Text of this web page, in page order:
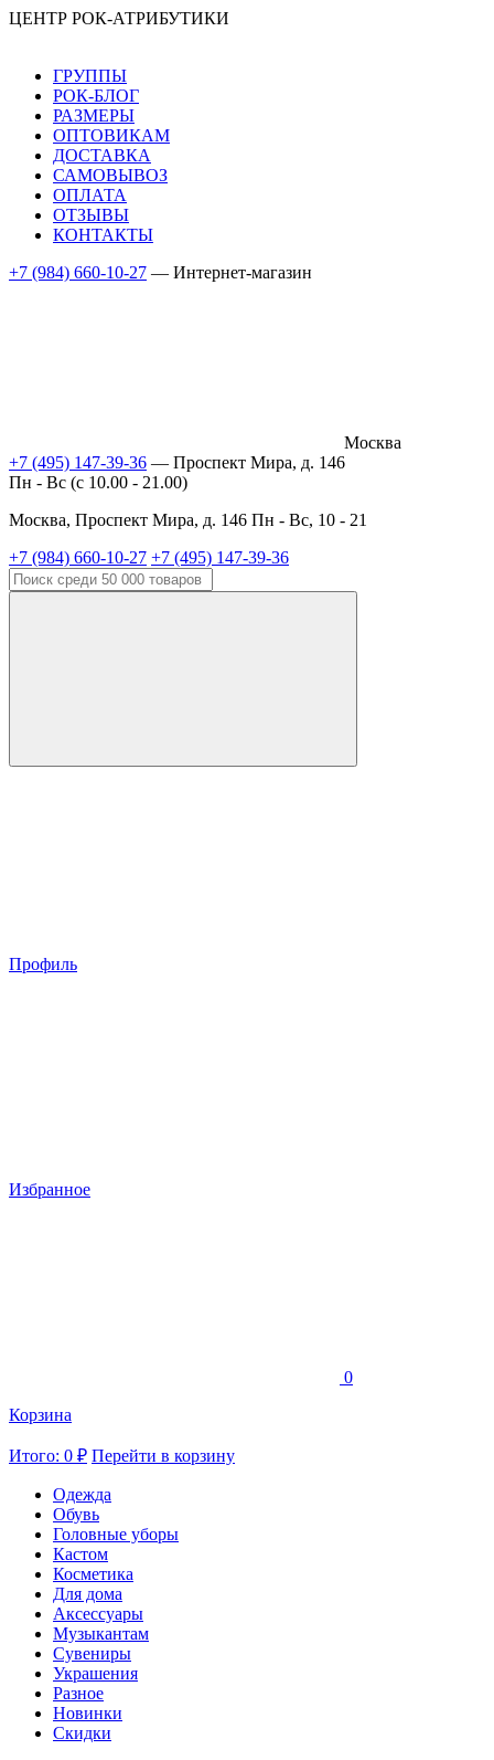
ЦЕНТР РОК-АТРИБУТИКИ
ГРУППЫ
РОК-БЛОГ
РАЗМЕРЫ
ОПТОВИКАМ
ДОСТАВКА
САМОВЫВОЗ
ОПЛАТА
ОТЗЫВЫ
КОНТАКТЫ
+7 (984) 660-10-27 — Интернет-магазин
Москва
+7 (495) 147-39-36 — Проспект Мира, д. 146
Пн - Вс (c 10.00 - 21.00)
Москва, Проспект Мира, д. 146 Пн - Вс, 10 - 21
+7 (984) 660-10-27 +7 (495) 147-39-36
Профиль
Избранное
0
Корзина
Итого: 0 ₽ Перейти в корзину
Одежда
Обувь
Головные уборы
Кастом
Косметика
Для дома
Аксессуары
Музыкантам
Сувениры
Украшения
Разное
Новинки
Скидки